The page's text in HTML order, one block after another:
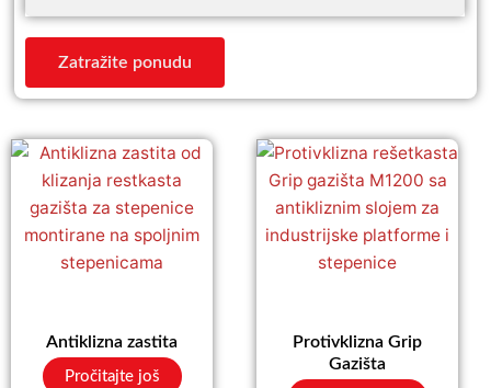
Zatražite ponudu
Antiklizna zastita
Pročitajte još
Protivklizna Grip
Gazišta